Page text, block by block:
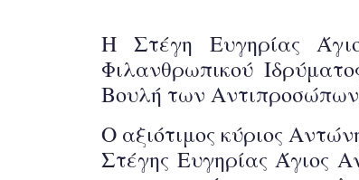
Η Στέγη Ευγηρίας
Φιλανθρωπικού
Βουλή των
Ο αξιότιμος κύριος
Στέγης Ευγηρίας Άγιος